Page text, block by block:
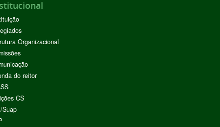
Organizacional
do reitor
CS
Suap